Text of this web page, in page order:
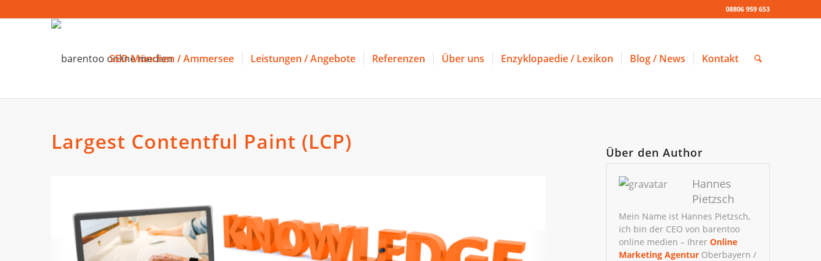
08806 959 653
SEO München / Ammersee Leistungen / Angebote Referenzen Über uns Enzyklopaedie / Lexikon Blog / News Kontakt
Largest Contentful Paint (LCP) Über den Author
Hannes
Pietzsch
Mein Name ist Hannes Pietzsch,
ich bin der CEO von barentoo
online medien – Ihrer Online
Marketing AgenturOberbayern /